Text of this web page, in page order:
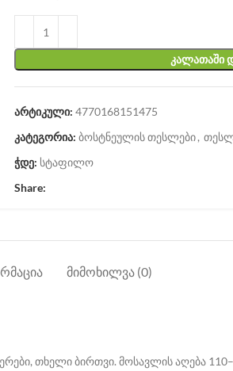
ᲙᲐᲚᲐᲗᲐᲨᲘ
არტიკული: 4770168151475
კატეგორია: ბოსტნეულის თესლები,
ჭდე: სტაფილო
Share:
ᲛᲘᲛᲝᲮᲘᲚᲕᲐ (0)
თხელი ბირთვი. მოსავლის აღება